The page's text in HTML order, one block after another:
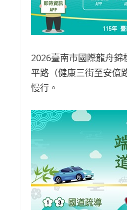
2026臺南市國際龍舟
平路（健康三街至安億
慢行。